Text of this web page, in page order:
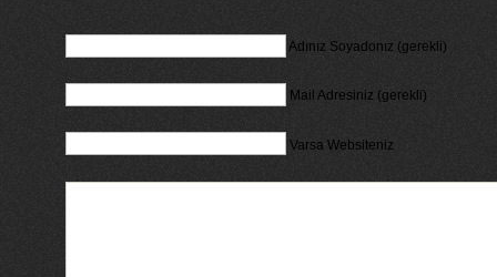
Adınız Soyadonız (gerekli)
Mail Adresiniz (gerekli)
Varsa Websiteniz